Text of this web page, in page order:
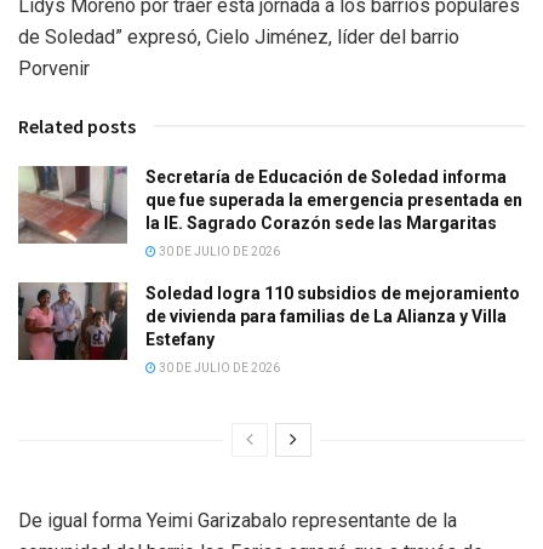
Lidys Moreno por traer esta jornada a los barrios populares
de Soledad” expresó, Cielo Jiménez, líder del barrio
Porvenir
Related posts
Secretaría de Educación de Soledad informa
que fue superada la emergencia presentada en
la IE. Sagrado Corazón sede las Margaritas
30 DE JULIO DE 2026
Soledad logra 110 subsidios de mejoramiento
de vivienda para familias de La Alianza y Villa
Estefany
30 DE JULIO DE 2026
De igual forma Yeimi Garizabalo representante de la